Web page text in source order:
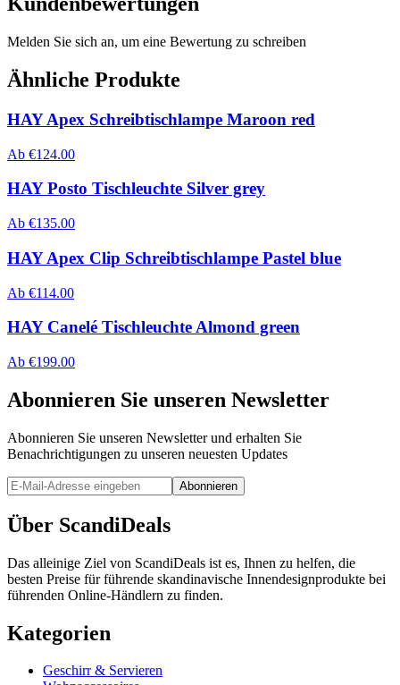
Melden Sie sich an, um eine Bewertung zu schreiben
Ähnliche Produkte
HAY Apex Schreibtischlampe Maroon red
Ab €124.00
HAY Posto Tischleuchte Silver grey
Ab €135.00
HAY Apex Clip Schreibtischlampe Pastel blue
Ab €114.00
HAY Canelé Tischleuchte Almond green
Ab €199.00
Abonnieren Sie unseren Newsletter
Abonnieren Sie unseren Newsletter und erhalten Sie
Benachrichtigungen zu unseren neuesten Updates
Abonnieren
Über ScandiDeals
Das alleinige Ziel von ScandiDeals ist es, Ihnen zu helfen, die
besten Preise für führende skandinavische Innendesignprodukte bei
führenden Online-Händlern zu finden.
Kategorien
Geschirr & Servieren